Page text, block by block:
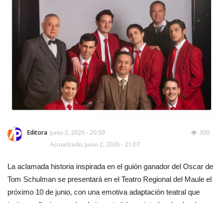
Tribunales
Deporte
Política
Espectáculos
Editora Junio 2, 2026 - 20:59
Actualizado: Junio 2, 2026 - 21:07
300
La aclamada historia inspirada en el guión ganador del Oscar de
Tom Schulman se presentará en el Teatro Regional del Maule el
próximo 10 de junio, con una emotiva adaptación teatral que